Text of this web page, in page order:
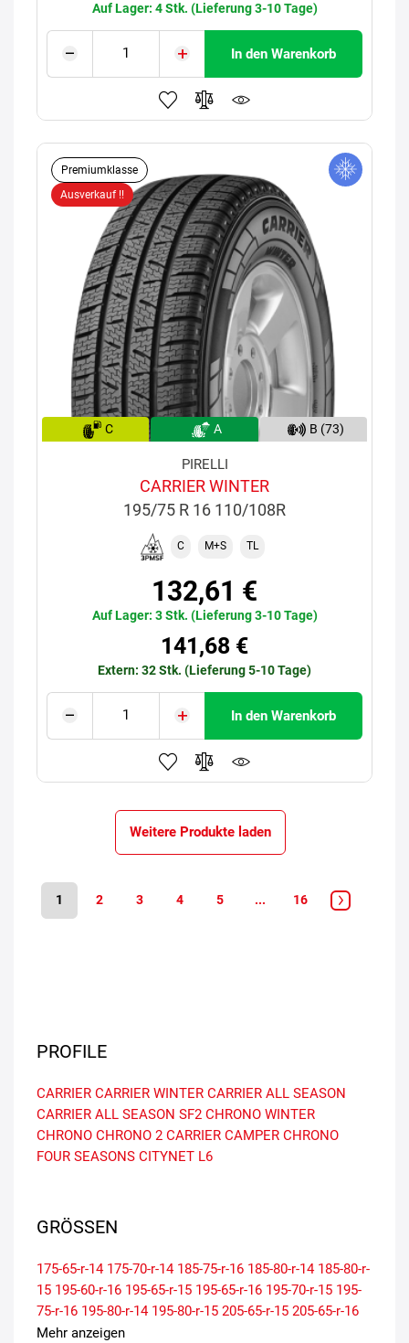
Auf Lager: 4 Stk. (Lieferung 3-10 Tage)
In den Warenkorb
Premiumklasse
Ausverkauf !!
C A B (73)
PIRELLI
CARRIER WINTER
195/75 R 16 110/108R
C M+S TL
132,61 €
Auf Lager: 3 Stk. (Lieferung 3-10 Tage)
141,68 €
Extern: 32 Stk. (Lieferung 5-10 Tage)
In den Warenkorb
Weitere Produkte laden
1 2 3 4 5 ... 16
PROFILE
CARRIER CARRIER WINTER CARRIER ALL SEASON
CARRIER ALL SEASON SF2 CHRONO WINTER
CHRONO CHRONO 2 CARRIER CAMPER CHRONO
FOUR SEASONS CITYNET L6
GRÖSSEN
175-65-r-14 175-70-r-14 185-75-r-16 185-80-r-14 185-80-r-
15 195-60-r-16 195-65-r-15 195-65-r-16 195-70-r-15 195-
75-r-16 195-80-r-14 195-80-r-15 205-65-r-15 205-65-r-16
205-70-r-15 205-75-r-16
Mehr anzeigen